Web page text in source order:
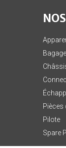
Pièces
Pilote
Spare